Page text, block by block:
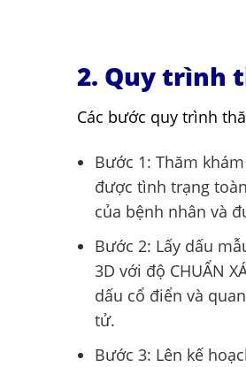
2. Quy trình
Các bước quy trình
Bước 1: Thăm
được tình trạng
của bệnh nhân và
Bước 2: Lấy dấu
3D với độ CHUẨN
dấu cổ điển và
tử.
Bước 3: Lên kế